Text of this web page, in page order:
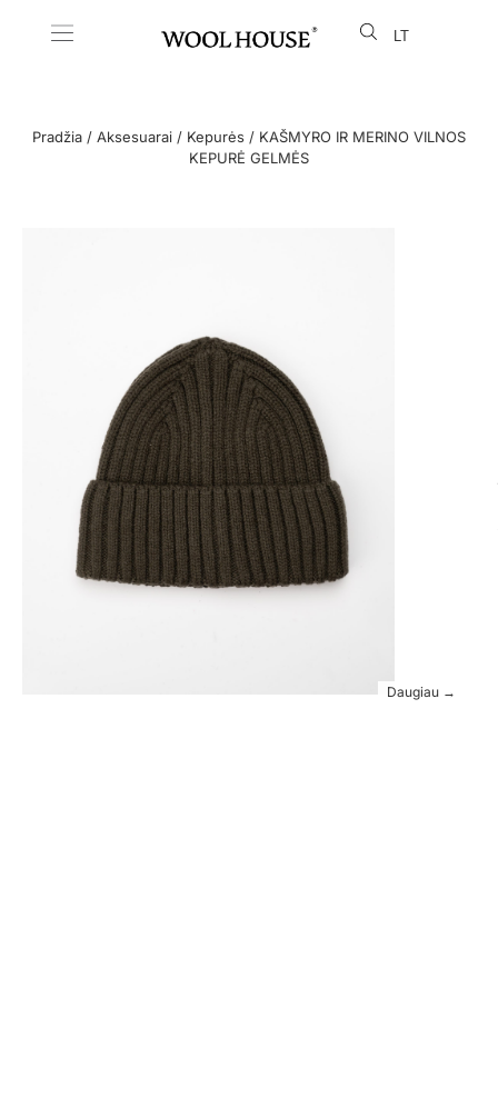
LT
EN
Pradžia / Aksesuarai / Kepurės / KAŠMYRO IR MERINO VILNOS
KEPURĖ GELMĖS